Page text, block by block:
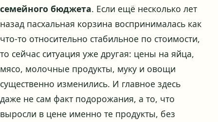
семейного бюджета. Если ещё несколько лет
назад пасхальная корзина воспринималась как
что-то относительно стабильное по стоимости,
то сейчас ситуация уже другая: цены на яйца,
мясо, молочные продукты, муку и овощи
существенно изменились. И главное здесь
даже не сам факт подорожания, а то, что
выросли в цене именно те продукты, без